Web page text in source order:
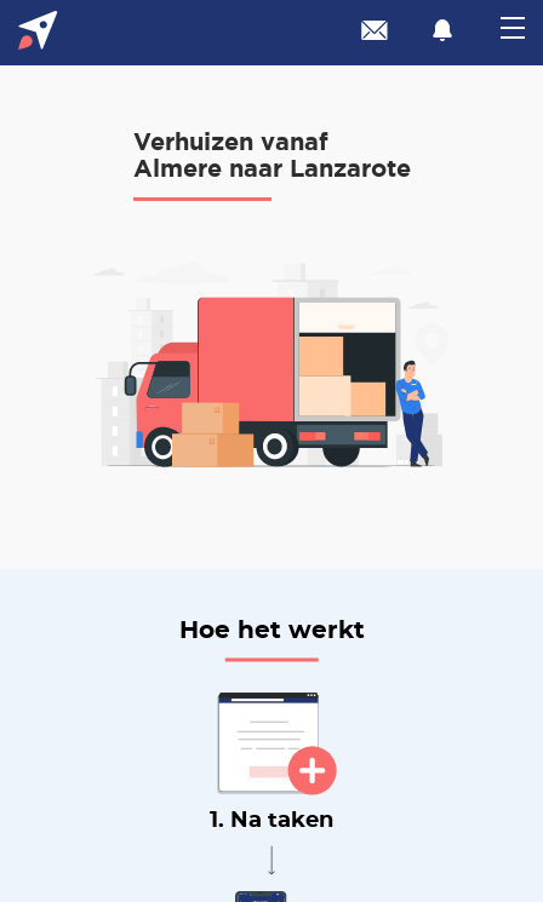
Verhuizen vanaf
Almere naar Lanzarote
Hoe het werkt
1. Na taken